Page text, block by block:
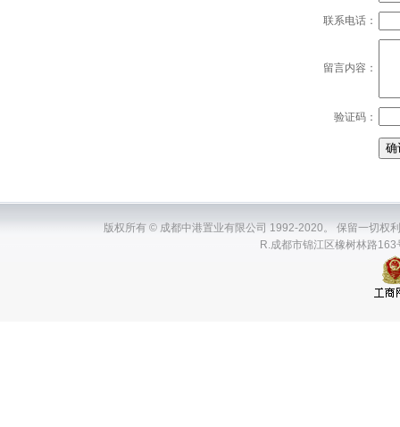
联系电话：
留言内容：
验证码：
版权所有 © 成都中港置业有限公司 1992-2020。 保留一切
R.成都市锦江区橡树林路